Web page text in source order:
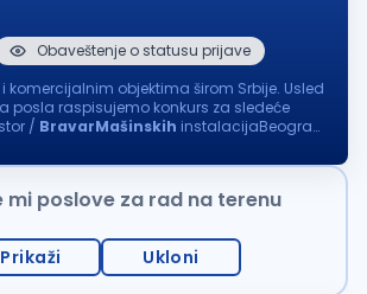
Obaveštenje o statusu prijave
komercijalnim objektima širom Srbije. Usled
posla raspisujemo konkurs za sledeće
/ BravarMašinskih instalacijaBeograd
mi poslove za rad na terenu
Prikaži Ukloni